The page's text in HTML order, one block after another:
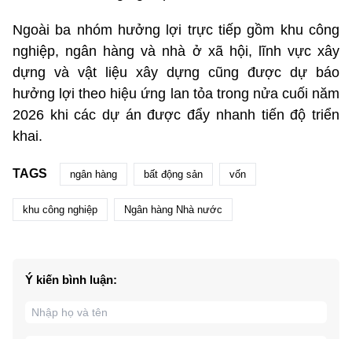
Ngoài ba nhóm hưởng lợi trực tiếp gồm khu công
nghiệp, ngân hàng và nhà ở xã hội, lĩnh vực xây
dựng và vật liệu xây dựng cũng được dự báo
hưởng lợi theo hiệu ứng lan tỏa trong nửa cuối năm
2026 khi các dự án được đẩy nhanh tiến độ triển
khai.
TAGS ngân hàng bất động sản vốn
khu công nghiệp Ngân hàng Nhà nước
Ý kiến bình luận: